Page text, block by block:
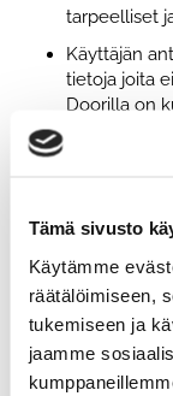
Tämä sivusto
Käytämme
räätälöimiseen,
tukemiseen ja
jaamme
tarpeelliset
Käyttäjän
tietoja joita
Doorilla on
luovuttaa
määriteltyyn
Red Door
sarjakortin
kuntosalin
jonkin
asiakas käy